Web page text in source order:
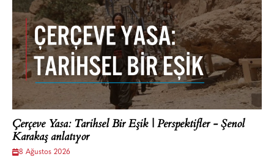
Çerçeve Yasa: Tarihsel Bir Eşik | Perspektifler - Şenol
Karakaş anlatıyor
8 Ağustos 2026